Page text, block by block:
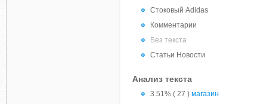
Стоковый Adidas
Комментарии
Без текста
Статьи Новости
Анализ текста
3.51% ( 27 ) магазин